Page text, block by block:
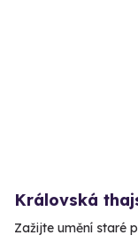
Královská
Zažijte umění staré